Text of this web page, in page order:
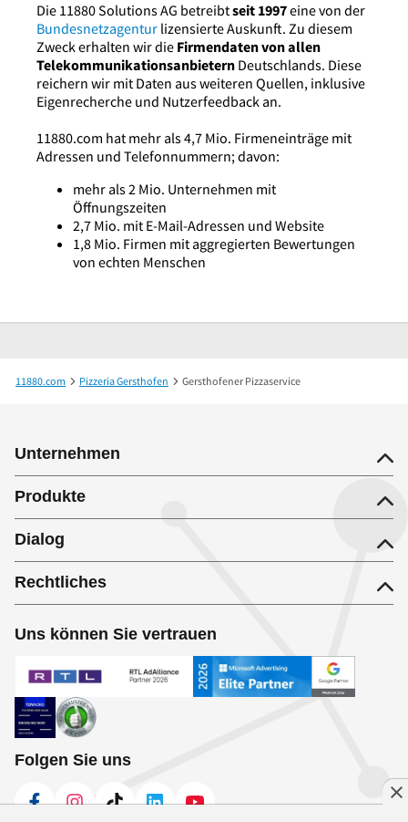
Die 11880 Solutions AG betreibtseit 1997eine von der
Bundesnetzagentur lizensierte Auskunft. Zu diesem
Zweck erhalten wir die Firmendaten von allen
Telekommunikationsanbietern Deutschlands. Diese
reichern wir mit Daten aus weiteren Quellen, inklusive
Eigenrecherche und Nutzerfeedback an.
11880.com hat mehr als 4,7 Mio. Firmeneinträge mit
Adressen und Telefonnummern; davon:
mehr als 2 Mio. Unternehmen mit
Öffnungszeiten
2,7 Mio. mit E-Mail-Adressen und Website
1,8 Mio. Firmen mit aggregierten Bewertungen
von echten Menschen
11880.com Pizzeria Gersthofen Gersthofener Pizzaservice
Unternehmen
Produkte
Dialog
Rechtliches
Uns können Sie vertrauen
Folgen Sie uns